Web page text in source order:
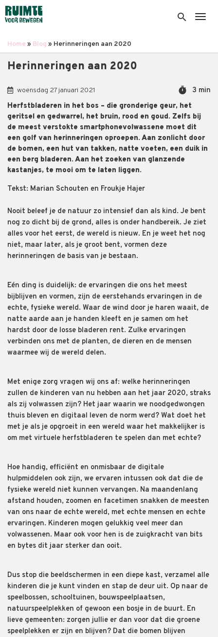
Overslaan
en
inhoud
search
Home Blog Herinneringen aan 2020
Herinneringen aan 2020
woensdag 27 januari 2021 timer
3 min
Herfstbladeren in het bos – die gronderige geur, het
geritsel en gedwarrel, het bruin, rood en goud. Zelfs bij
de meest verstokte smartphonevolwassene moet dit
een golf van herinneringen oproepen. Aan zonlicht door
de bomen, een hut van takken, natte voeten, een duik in
een berg bladeren. Aan het zoeken van glanzende
kastanjes, te mooi om te laten liggen.
Tekst: Marian Schouten en Froukje Hajer
Nooit beleef je de natuur zo intensief dan als kind. Je bent
nog zo dicht bij de grond, alles is onder handbereik. Je ziet
alles voor het eerst, de wereld is nieuw. En je weet het nog
niet, maar later, als je groot bent, vormen deze
herinneringen de basis van je bestaan.
Eén ding is duidelijk: de ervaringen die ons het meest
bijblijven en vormen, zijn de eerstehands ervaringen in de
echte, fysieke wereld. Waar de wind door je haren waait, de
natte aarde aan je handen kleeft en je samen om het
hardst door de losse bladeren rent. Zulke ervaringen
verbinden ons met de planten, de dieren en de mensen
waarmee wij de wereld delen.
Met enige zorg vragen wij ons af: welke herinneringen
zullen de kinderen van nu hebben aan het jaar 2020, straks
als zij volwassen zijn? Het jaar waarin we noodgedwongen
thuis bleven en digitaal leven de norm werd? Wat doet het
met je als je opgroeit in een wereld waar het makkelijker is
om met virtuele herfstbladeren te spelen dan met echte?
Hoe handig, efficiënt en onmisbaar de digitale
hulpmiddelen ook zijn, we ervaren intussen ook dat die de
fysieke wereld niet kunnen vervangen. Na maandenlang
afstand houden, zoomen en facetimen snakken de meesten
van ons naar de echte wereld, met echte mensen en echte
ervaringen. Kinderen mogen gelukkig veel meer dan
volwassenen. Maar ook voor hen is de zuigkracht van bits
en bytes dit jaar sterker dan ooit.
Dus stop die beeldschermen in een diepe kast, verzamel alle
kinderen die je kunt vinden en stap de deur uit. Op naar de
speelbossen, schooltuinen, bouwspeelplaatsen,
natuurspeelplekken of gewoon een bosje in de buurt. En
lieve gemeenten: zorgen jullie er dan voor dat die groene
speelplekken er zijn en blijven? Dat die bomen blijven